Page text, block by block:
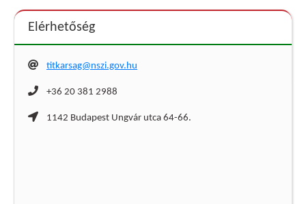
Elérhetőség
titkarsag@nszi.gov.hu
+36 20 381 2988
1142 Budapest Ungvár utca 64-66.